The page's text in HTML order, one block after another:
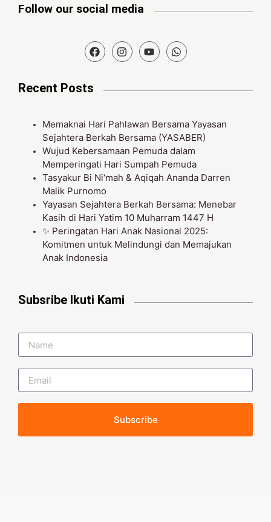
Follow our social media
Recent Posts
Memaknai Hari Pahlawan Bersama Yayasan
Sejahtera Berkah Bersama (YASABER)
Wujud Kebersamaan Pemuda dalam
Memperingati Hari Sumpah Pemuda
Tasyakur Bi Ni‘mah & Aqiqah Ananda Darren
Malik Purnomo
Yayasan Sejahtera Berkah Bersama: Menebar
Kasih di Hari Yatim 10 Muharram 1447 H
✨ Peringatan Hari Anak Nasional 2025:
Komitmen untuk Melindungi dan Memajukan
Anak Indonesia
Subsribe Ikuti Kami
Subscribe